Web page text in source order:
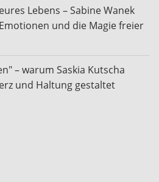
Lebens – Sabine Wanek
und die Magie freier
– warum Saskia Kutscha
und Haltung gestaltet